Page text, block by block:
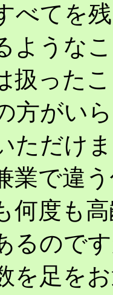
べてを
ような
扱った
方がい
ただけ
業で違
何度も
るので
を足を